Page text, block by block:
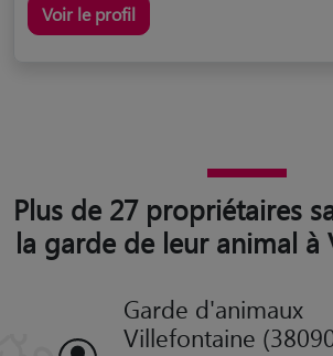
Voir le profil
Plus de 27 propriétaires
la garde de leur animal à
Garde d'animaux
Villefontaine